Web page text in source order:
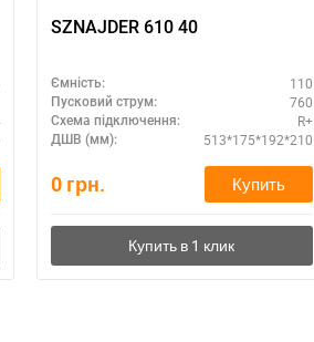
SZNAJDER 610 40
Ємність: 110
Пусковий струм: 760
Схема підключення: R+
ДШВ (мм): 513*175*192*210
0 грн. Купить